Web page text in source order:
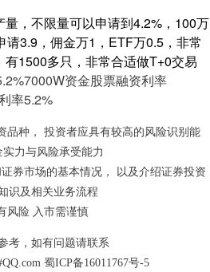
，不限量可以申请到4.2%，100万
3.9，佣金万1，ETF万0.5，非常
1500多只，非常合适做T+0交易
7000W资金股票融资利率
率5.2%
品种， 投资者应具有较高的风险识别能
实力与风险承受能力
券市场的基本情况， 以及介绍证券投资
识及相关业务流程
风险 入市需谨慎
考，如有问题请联系
蜀ICP备16011767号-5